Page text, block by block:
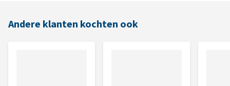
Andere klanten kochten ook